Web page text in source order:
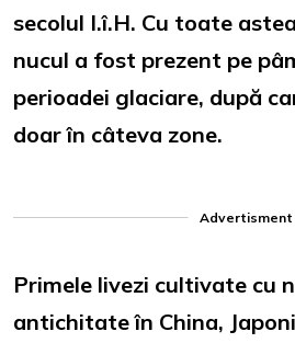
secolul I.î.H. Cu toate
nucul a fost prezent pe
perioadei glaciare, după
doar în câteva zone.
Advertisment
Primele livezi cultivate cu
antichitate în China,